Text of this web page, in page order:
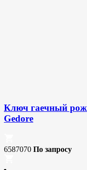
Ключ гаечный
Gedore
6587070 По запросу